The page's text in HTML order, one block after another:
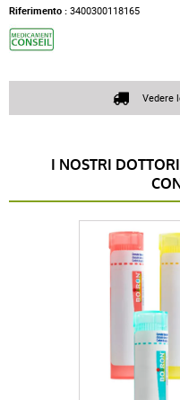
Riferimento : 3400300118165
Vedere
I NOSTRI